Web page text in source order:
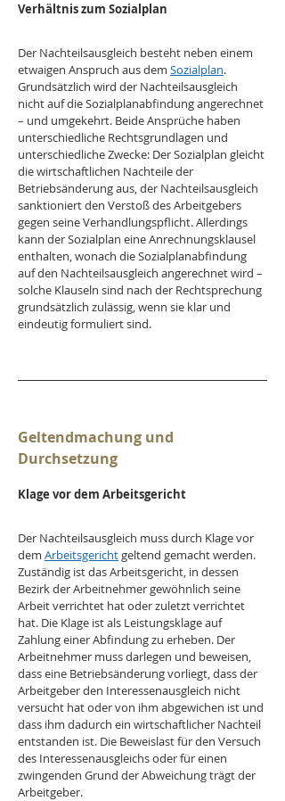
Verhältnis zum Sozialplan
Der Nachteilsausgleich besteht neben einem
etwaigen Anspruch aus dem Sozialplan.
Grundsätzlich wird der Nachteilsausgleich
nicht auf die Sozialplanabfindung angerechnet
– und umgekehrt. Beide Ansprüche haben
unterschiedliche Rechtsgrundlagen und
unterschiedliche Zwecke: Der Sozialplan gleicht
die wirtschaftlichen Nachteile der
Betriebsänderung aus, der Nachteilsausgleich
sanktioniert den Verstoß des Arbeitgebers
gegen seine Verhandlungspflicht. Allerdings
kann der Sozialplan eine Anrechnungsklausel
enthalten, wonach die Sozialplanabfindung
auf den Nachteilsausgleich angerechnet wird –
solche Klauseln sind nach der Rechtsprechung
grundsätzlich zulässig, wenn sie klar und
eindeutig formuliert sind.
Geltendmachung und
Durchsetzung
Klage vor dem Arbeitsgericht
Der Nachteilsausgleich muss durch Klage vor
dem Arbeitsgericht geltend gemacht werden.
Zuständig ist das Arbeitsgericht, in dessen
Bezirk der Arbeitnehmer gewöhnlich seine
Arbeit verrichtet hat oder zuletzt verrichtet
hat. Die Klage ist als Leistungsklage auf
Zahlung einer Abfindung zu erheben. Der
Arbeitnehmer muss darlegen und beweisen,
dass eine Betriebsänderung vorliegt, dass der
Arbeitgeber den Interessenausgleich nicht
versucht hat oder von ihm abgewichen ist und
dass ihm dadurch ein wirtschaftlicher Nachteil
entstanden ist. Die Beweislast für den Versuch
des Interessenausgleichs oder für einen
zwingenden Grund der Abweichung trägt der
Arbeitgeber.